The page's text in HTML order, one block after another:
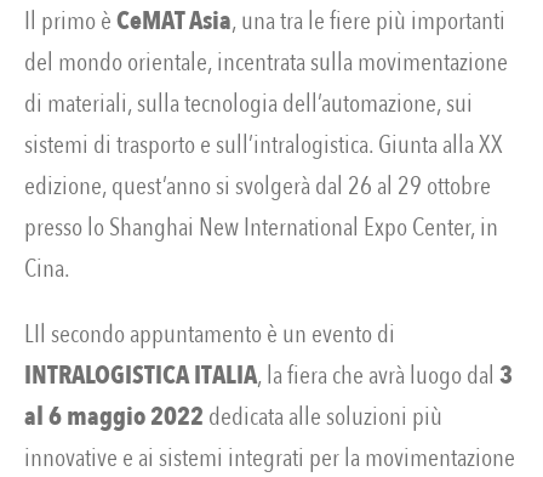
Il primo èCeMAT Asia, una tra le fiere più importanti
del mondo orientale, incentrata sulla movimentazione
di materiali, sulla tecnologia dell’automazione, sui
sistemi di trasporto e sull’intralogistica. Giunta alla XX
edizione, quest’anno si svolgerà dal 26 al 29 ottobre
presso lo Shanghai New International Expo Center, in
Cina.
LIl secondo appuntamento è un evento di
INTRALOGISTICA ITALIA, la fiera che avrà luogo dal 3
al 6 maggio 2022 dedicata alle soluzioni più
innovative e ai sistemi integrati per la movimentazione